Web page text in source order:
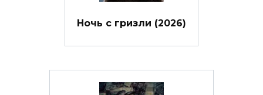
Ночь с гризли (2026)